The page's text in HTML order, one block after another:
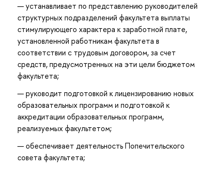
устанавливает по представлению руководителей
структурных подразделений факультета выплаты
стимулирующего характера к заработной плате,
установленной работникам факультета в
соответствии с трудовым договором, за счет
средств, предусмотренных на эти цели бюджетом
факультета;
руководит подготовкой к лицензированию новых
образовательных программ и подготовкой к
аккредитации образовательных программ,
реализуемых факультетом;
обеспечивает деятельность Попечительского
совета факультета;